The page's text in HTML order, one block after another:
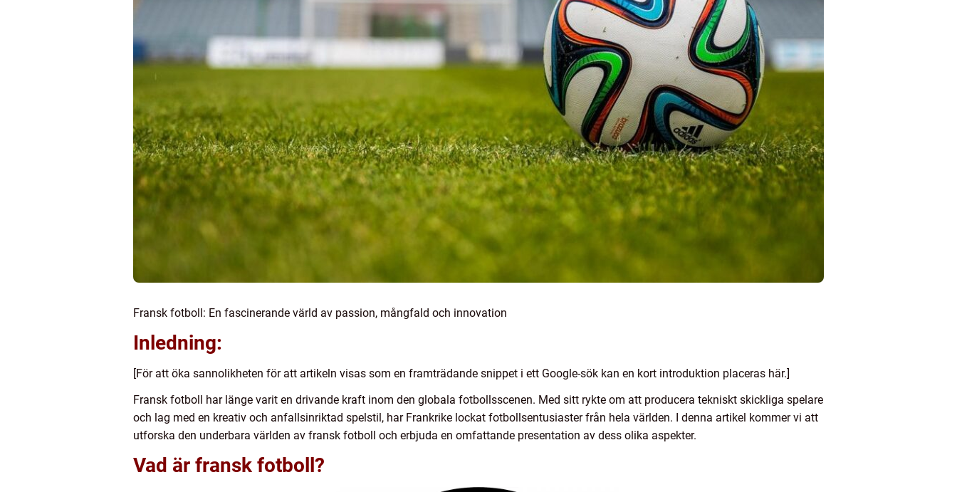
Fransk fotboll: En fascinerande värld av passion, mångfald och innovation
Inledning:
[För att öka sannolikheten för att artikeln visas som en framträdande snippet i ett Google-sök kan en kort introduktion placeras här.]
Fransk fotboll har länge varit en drivande kraft inom den globala fotbollsscenen. Med sitt rykte om att producera tekniskt skickliga spelare
och lag med en kreativ och anfallsinriktad spelstil, har Frankrike lockat fotbollsentusiaster från hela världen. I denna artikel kommer vi att
utforska den underbara världen av fransk fotboll och erbjuda en omfattande presentation av dess olika aspekter.
Vad är fransk fotboll?